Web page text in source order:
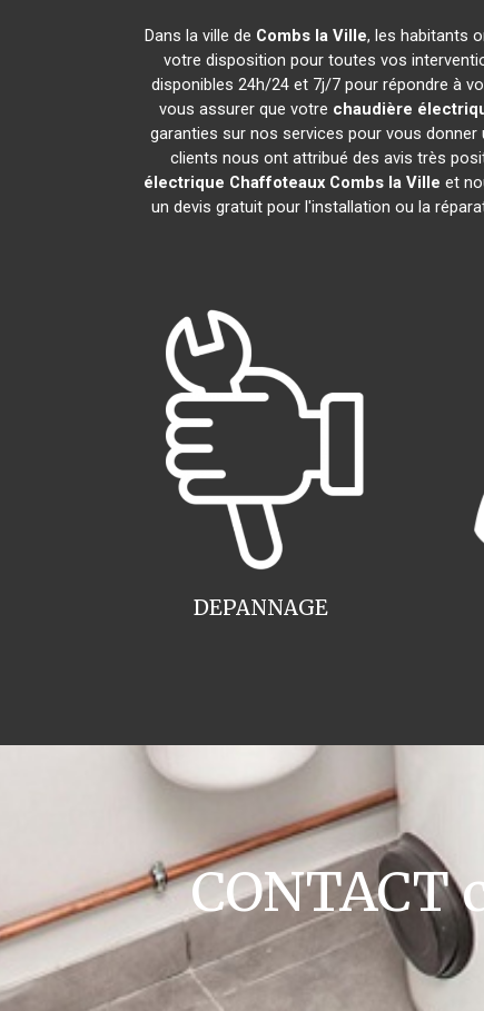
Dans la ville de Combs la Ville, les habitants
votre disposition pour toutes vos
disponibles 24h/24 et 7j/7 pour répondre à
vous assurer que votre chaudière
garanties sur nos services pour vous
clients nous ont attribué des avis très
électrique Chaffoteaux Combs la Ville et
un devis gratuit pour l'installation ou la
DEPANNAGE
CONTACT